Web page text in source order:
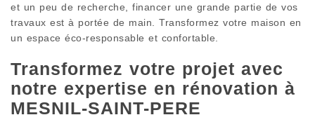
et un peu de recherche, financer une grande partie de vos
travaux est à portée de main. Transformez votre maison en
un espace éco-responsable et confortable.
Transformez votre projet avec
notre expertise en rénovation à
MESNIL-SAINT-PERE